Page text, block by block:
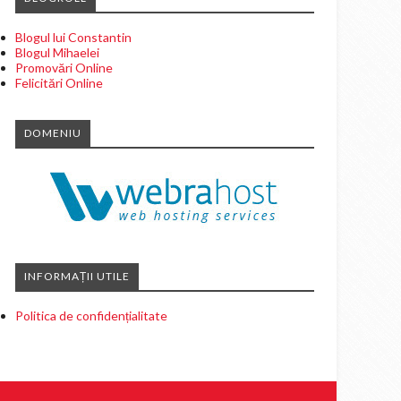
Blogul lui Constantin
Blogul Mihaelei
Promovări Online
Felicitări Online
DOMENIU
INFORMAȚII UTILE
Politica de confidențialitate